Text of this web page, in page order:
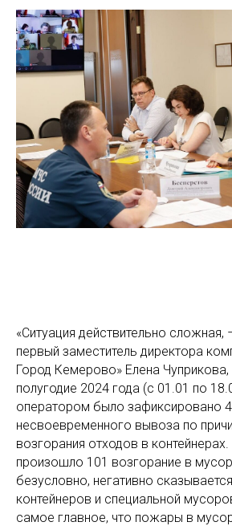
«Ситуация действительно сложная,
первый заместитель директора
Город Кемерово» Елена
полугодие 2024 года (с 01.01 по
оператором было зафиксировано
несвоевременного вывоза по
возгорания отходов в
произошло 101 возгорание в
безусловно, негативно
контейнеров и специальной
самое главное, что пожары в